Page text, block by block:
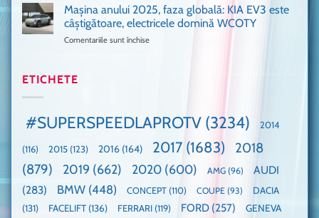
nevoie
de
umărul
cu
mai
mare
paradă
de
dube
911
GT3,
cea
pe
Nurburgring
Mașina anului 2025, faza globală: KIA EV3 este
câștigătoare, electricele domină WCOTY
Comentariile sunt închise
EV3
câștigătoare,
domină
WCOTY
ETICHETE
#SUPERSPEEDLAPROTV (3234) 2014
(116) 2015 (123) 2016 (164) 2017 (1683)
2018
(879)
2019 (662) 2020 (600) AMG (96)
AUDI
(283)
BMW (448) CONCEPT (110) COUPE (93)
DACIA
(131)
FACELIFT (136) FERRARI (119) FORD (257)
GENEVA